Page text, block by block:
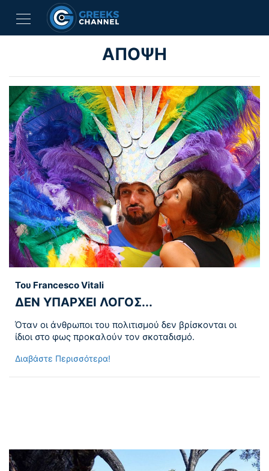
ΑΠΟΨΗ
Του Francesco Vitali
ΔΕΝ ΥΠΑΡΧΕΙ ΛΟΓΟΣ...
Όταν οι άνθρωποι του πολιτισμού δεν βρίσκονται οι
ίδιοι στο φως προκαλούν τον σκοταδισμό.
Διαβάστε Περισσότερα!